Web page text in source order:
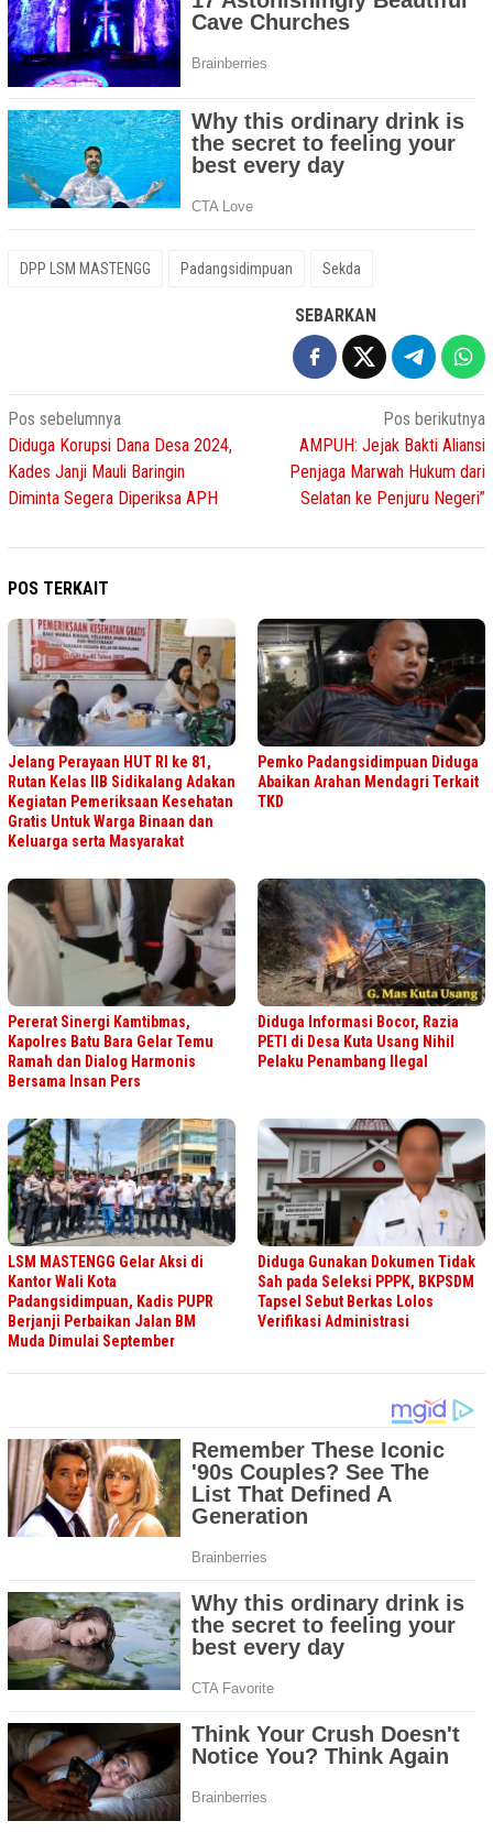
DPP LSM MASTENGG Padangsidimpuan Sekda
SEBARKAN
Navigasi
pos
Pos sebelumnya
Diduga Korupsi Dana Desa 2024,
Kades Janji Mauli Baringin
Diminta Segera Diperiksa APH
Pos berikutnya
AMPUH: Jejak Bakti Aliansi
Penjaga Marwah Hukum dari
Selatan ke Penjuru Negeri”
POS TERKAIT
Jelang Perayaan HUT RI ke 81,
Rutan Kelas IIB Sidikalang Adakan
Kegiatan Pemeriksaan Kesehatan
Gratis Untuk Warga Binaan dan
Keluarga serta Masyarakat
Pemko Padangsidimpuan Diduga
Abaikan Arahan Mendagri Terkait
TKD
Pererat Sinergi Kamtibmas,
Kapolres Batu Bara Gelar Temu
Ramah dan Dialog Harmonis
Bersama Insan Pers
Diduga Informasi Bocor, Razia
PETI di Desa Kuta Usang Nihil
Pelaku Penambang Ilegal
LSM MASTENGG Gelar Aksi di
Kantor Wali Kota
Padangsidimpuan, Kadis PUPR
Berjanji Perbaikan Jalan BM
Muda Dimulai September
Diduga Gunakan Dokumen Tidak
Sah pada Seleksi PPPK, BKPSDM
Tapsel Sebut Berkas Lolos
Verifikasi Administrasi